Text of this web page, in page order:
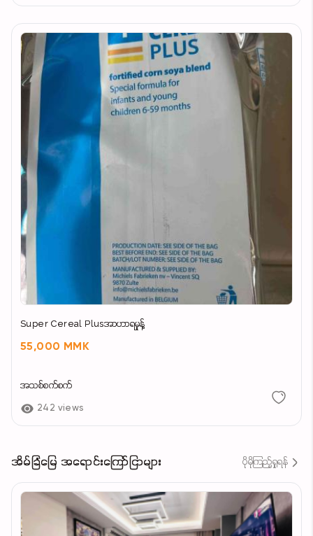
Super Cereal Plusအာဟာရမှုန့်
55,000 MMK
အသစ်စက်စက်
242 views
အိမ်ခြံမြေ အရောင်းကြော်ငြာများ ပိုမိုကြည့်ရှုရန်